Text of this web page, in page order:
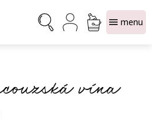
NÁKUPNÍ
KOŠÍK
vína